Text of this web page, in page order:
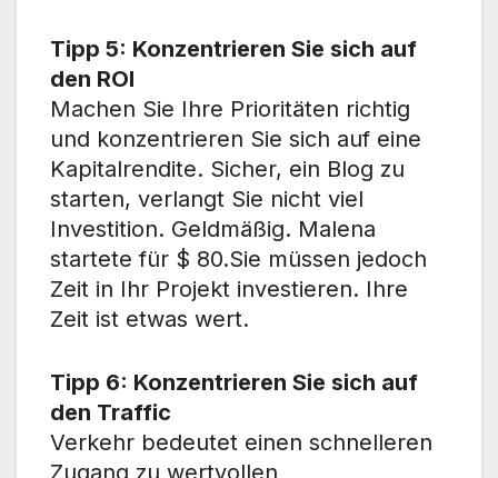
Tipp 5: Konzentrieren Sie sich auf
den ROI
Machen Sie Ihre Prioritäten richtig
und konzentrieren Sie sich auf eine
Kapitalrendite. Sicher, ein Blog zu
starten, verlangt Sie nicht viel
Investition. Geldmäßig. Malena
startete für $ 80.Sie müssen jedoch
Zeit in Ihr Projekt investieren. Ihre
Zeit ist etwas wert.
Tipp 6: Konzentrieren Sie sich auf
den Traffic
Verkehr bedeutet einen schnelleren
Zugang zu wertvollen